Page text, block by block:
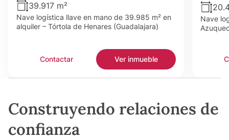
39.917 m²
Nave logística llave en mano de 39.985 m² en
alquiler – Tórtola de Henares (Guadalajara)
Contactar Ver inmueble
Nave
Construyendo relaciones de
confianza